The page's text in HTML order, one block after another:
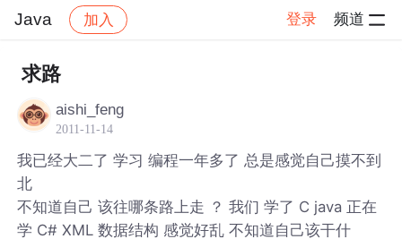
Java 加入 登录 频道
社区
求路
aishi_feng
2011-11-14
我已经大二了 学习 编程一年多了 总是感觉自己摸不到
北
不知道自己 该往哪条路上走 ？ 我们 学了 C java 正在
学 C# XML 数据结构 感觉好乱 不知道自己该干什